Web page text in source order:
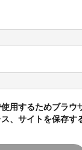
用するためブラウ
、サイトを保存す